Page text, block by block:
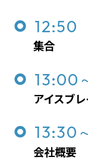
12:50
集合
13:00
アイスブ
13:30
会社概要